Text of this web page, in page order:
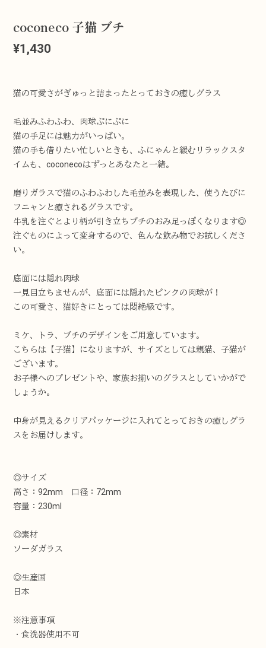
coconeco 子猫 ブチ
¥1,430
猫の可愛さがぎゅっと詰まったとっておきの癒しグラス
毛並みふわふわ、肉球ぷにぷに
猫の手足には魅力がいっぱい。
猫の手も借りたい忙しいときも、ふにゃんと緩むリラックスタ
イムも、coconecoはずっとあなたと一緒。
磨りガラスで猫のふわふわした毛並みを表現した、使うたびに
フニャンと癒されるグラスです。
牛乳を注ぐとより柄が引き立ちブチのおみ足っぽくなります◎
注ぐものによって変身するので、色んな飲み物でお試しくださ
い。
底面には隠れ肉球
一見目立ちませんが、底面には隠れたピンクの肉球が！
この可愛さ、猫好きにとっては悶絶級です。
ミケ、トラ、ブチのデザインをご用意しています。
こちらは【子猫】になりますが、サイズとしては親猫、子猫が
ございます。
お子様へのプレゼントや、家族お揃いのグラスとしていかがで
しょうか。
中身が見えるクリアパッケージに入れてとっておきの癒しグラ
スをお届けします。
◎サイズ
高さ：92mm 口径：72mm
容量：230ml
◎素材
ソーダガラス
◎生産国
日本
※注意事項
・食洗器使用不可